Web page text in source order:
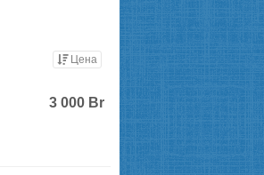
Цена
3 000 Br